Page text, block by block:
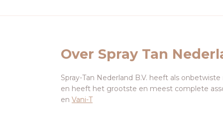
Over Spray Tan
Spray-Tan Nederland B.V. heeft als
en heeft het grootste en meest complete
en Vani-T